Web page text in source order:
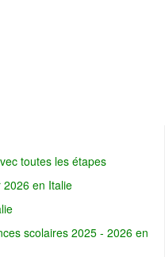
toutes les étapes
2026 en Italie
scolaires 2025 - 2026 en